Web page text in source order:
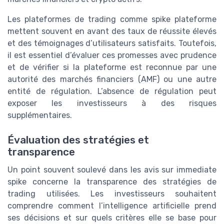
Les plateformes de trading comme spike plateforme
mettent souvent en avant des taux de réussite élevés
et des témoignages d’utilisateurs satisfaits. Toutefois,
il est essentiel d’évaluer ces promesses avec prudence
et de vérifier si la plateforme est reconnue par une
autorité des marchés financiers (AMF) ou une autre
entité de régulation. L’absence de régulation peut
exposer les investisseurs à des risques
supplémentaires.
Évaluation des stratégies et
transparence
Un point souvent soulevé dans les avis sur immediate
spike concerne la transparence des stratégies de
trading utilisées. Les investisseurs souhaitent
comprendre comment l’intelligence artificielle prend
ses décisions et sur quels critères elle se base pour